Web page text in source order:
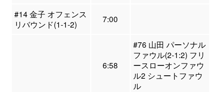
#14 金子 オフェンス
リバウンド(1-1-2)
7:00
6:58
#76 山田 パーソナル
ファウル(2-1:2) フリ
ースローオンファウ
ル2 シュートファウ
ル